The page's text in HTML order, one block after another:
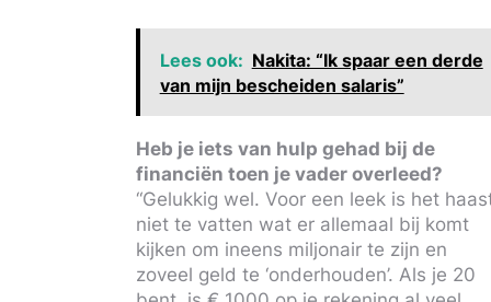
Lees ook: Nakita: “Ik spaar een derde
van mijn bescheiden salaris”
Heb je iets van hulp gehad bij de
financiën toen je vader overleed?
“Gelukkig wel. Voor een leek is het
niet te vatten wat er allemaal bij komt
kijken om ineens miljonair te zijn en
zoveel geld te ‘onderhouden’. Als je 20